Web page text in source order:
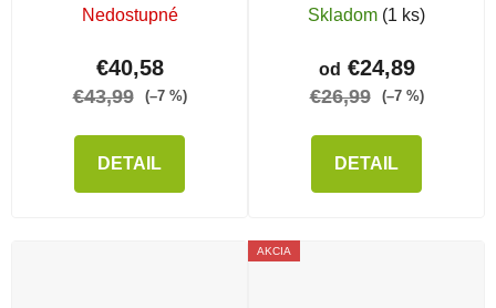
Nedostupné
€40,58
€43,99 (–7 %)
DETAIL
kaprové prúty
Skladom (1 ks)
od €24,89
€26,99 (–7 %)
DETAIL
AKCIA